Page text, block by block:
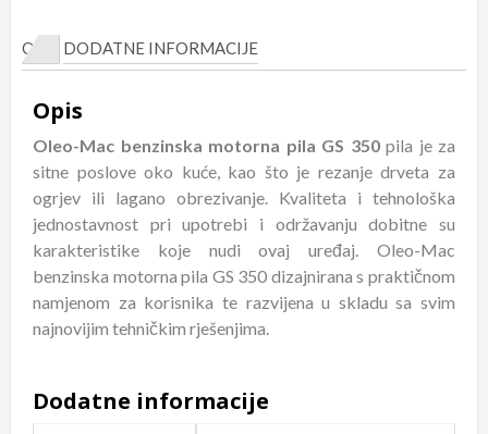
OPIS DODATNE INFORMACIJE
Opis
Oleo-Mac benzinska motorna pila GS 350pila je za
sitne poslove oko kuće, kao što je rezanje drveta za
ogrjev ili lagano obrezivanje. Kvaliteta i tehnološka
jednostavnost pri upotrebi i održavanju dobitne su
karakteristike koje nudi ovaj uređaj. Oleo-Mac
benzinska motorna pila GS 350 dizajnirana s praktičnom
namjenom za korisnika te razvijena u skladu sa svim
najnovijim tehničkim rješenjima.
Dodatne informacije